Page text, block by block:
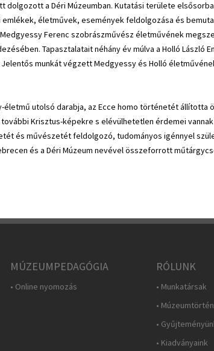
dolgozott a Déri Múzeumban. Kutatási területe
életművek, események feldolgozása és
Ferenc szobrászművész életművének
Tapasztalatait néhány év múlva a Holló László
munkát végzett Medgyessy és Holló
életmű utolsó darabja, az Ecce homo történetét állította
Krisztus-képekre s elévülhetetlen érdemei
és művészetét feldolgozó, tudományos igénnyel
és a Déri Múzeum nevével összeforrott
MÚZEUMPEDAGÓGIA
• Online nyomozás
RÓLUNK
• Munkatársak
•
•
• Kiadványaink